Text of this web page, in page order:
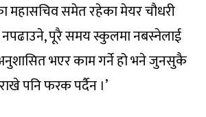
महासचिव समेत रहेका मेयर चौधरी
नपढाउने, पूरै समय स्कुलमा नबस्नेलाई
भएर काम गर्ने हो भने जुनसुकै
पनि फरक पर्दैन ।’